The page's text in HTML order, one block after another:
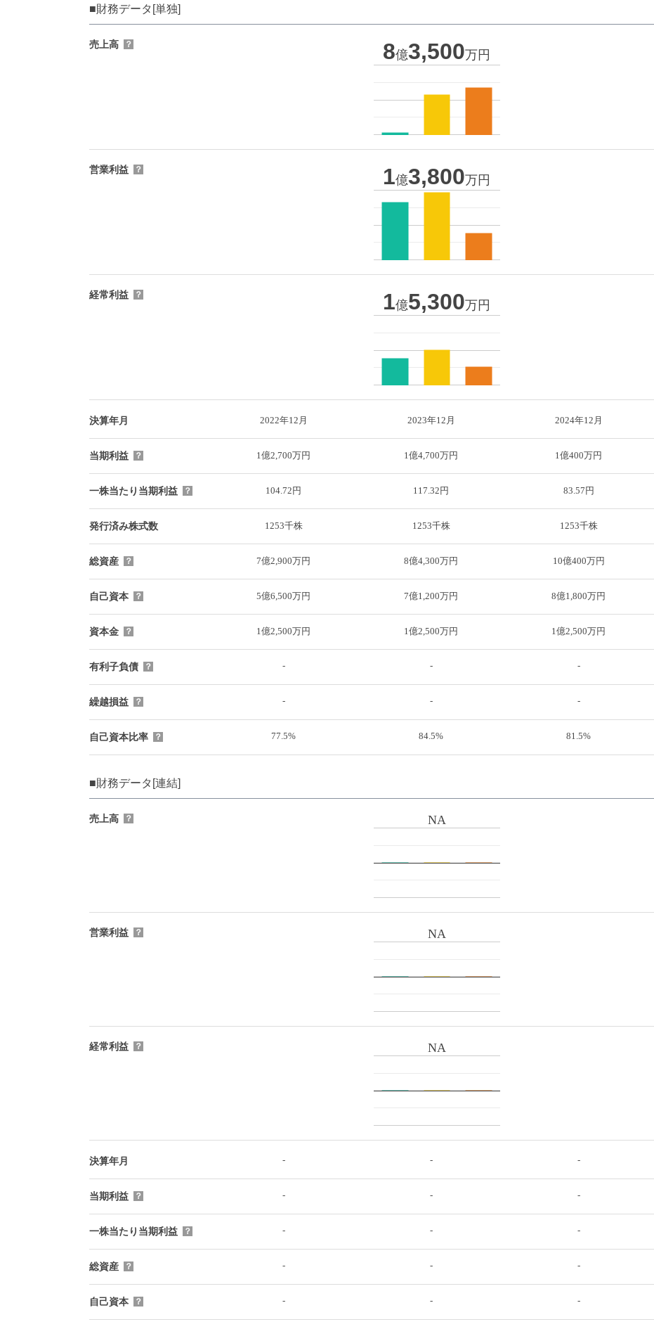
■財務データ[単独]
売上高 ？ 8億3,500万円
営業利益 ？ 1億3,800万円
経常利益 ？ 1億5,300万円
決算年月 2022年12月 2023年12月 2024年12月
当期利益 ？ 1億2,700万円 1億4,700万円 1億400万円
一株当たり当期利益 ？ 104.72円 117.32円 83.57円
発行済み株式数 1253千株 1253千株 1253千株
総資産 ？ 7億2,900万円 8億4,300万円 10億400万円
自己資本 ？ 5億6,500万円 7億1,200万円 8億1,800万円
資本金 ？ 1億2,500万円 1億2,500万円 1億2,500万円
有利子負債 ？ - - -
繰越損益 ？ - - -
自己資本比率 ？ 77.5% 84.5% 81.5%
■財務データ[連結]
売上高 ？ NA
営業利益 ？ NA
経常利益 ？ NA
決算年月 - - -
当期利益 ？ - - -
一株当たり当期利益 ？ - - -
総資産 ？ - - -
自己資本 ？ - - -